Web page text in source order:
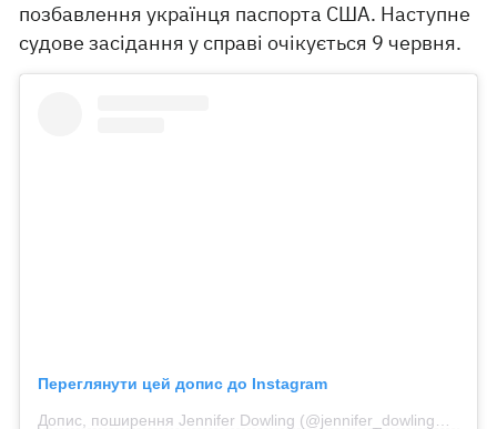
позбавлення українця паспорта США. Наступне
судове засідання у справі очікується 9 червня.
Переглянути цей допис до Instagram